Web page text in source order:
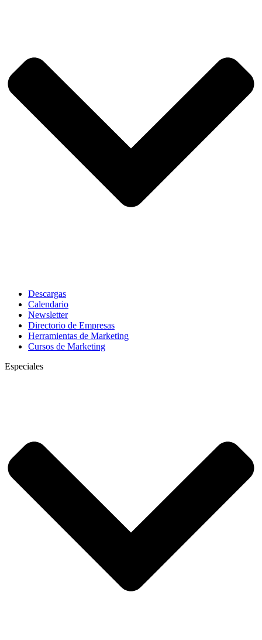
Descargas
Calendario
Newsletter
Directorio de Empresas
Herramientas de Marketing
Cursos de Marketing
Especiales